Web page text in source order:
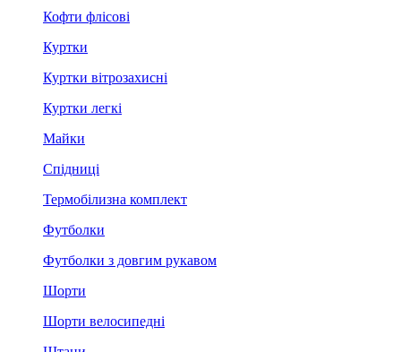
Кофти флісові
Куртки
Куртки вітрозахисні
Куртки легкі
Майки
Спідниці
Термобілизна комплект
Футболки
Футболки з довгим рукавом
Шорти
Шорти велосипедні